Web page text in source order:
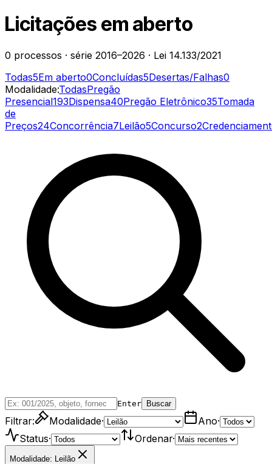
Licitações em aberto
0 processos · série 2016–2026 · Lei 14.133/2021
Todas5Em aberto0Concluídas5Desertas/Falhas0
Modalidade:TodasPregão
Presencial193Dispensa40Pregão Eletrônico35Tomada
de
Preços24Concorrência7Leilão5Concurso2
Enter Buscar
Filtrar: Modalidade· Ano·
Status· Ordenar·
Modalidade: Leilão